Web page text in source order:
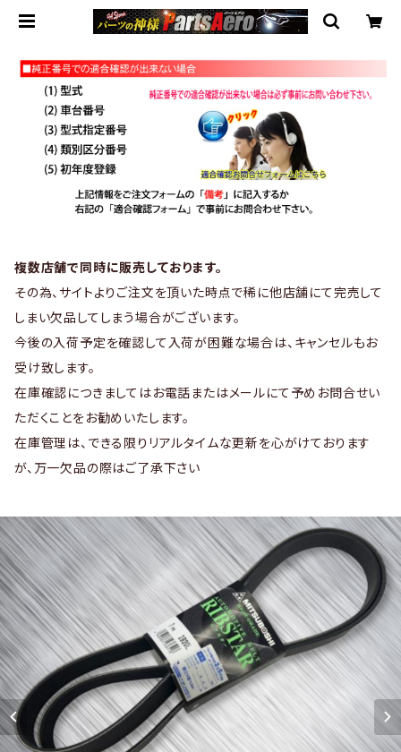
複数店舗で同時に販売しております。
その為、サイトよりご注文を頂いた時点で稀に他店舗にて完売して
しまい欠品してしまう場合がございます。
今後の入荷予定を確認して入荷が困難な場合は、キャンセルもお
受け致します。
在庫確認につきましてはお電話またはメールにて予めお問合せい
ただくことをお勧めいたします。
在庫管理は、できる限りリアルタイムな更新を心がけております
が、万一欠品の際はご了承下さい